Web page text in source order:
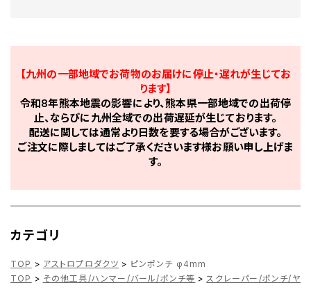
【九州の一部地域でお荷物のお届けに停止・遅れが生じてお
ります】
令和8年熊本地震の影響により、熊本県一部地域での出荷停
止、ならびに九州全域での出荷遅延が生じております。
配送に関しては通常より日数を要する場合がございます。
ご注文に際しましてはご了承くださいます様お願い申し上げま
す。
カテゴリ
TOP > アストロプロダクツ > ピンポンチ φ4mm
TOP > その他工具/ハンマー/バール/ポンチ等 > スクレーパー/ポンチ/ヤス